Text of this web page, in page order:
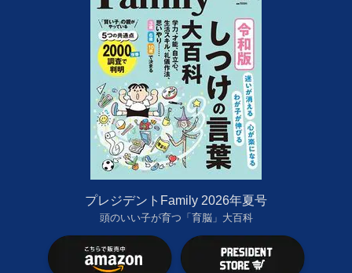
プレジデントFamily 2026年夏号
頭のいい子が育つ「育脳」大百科